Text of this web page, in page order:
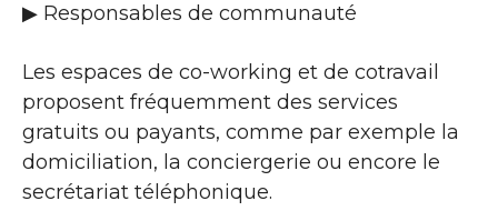
▶​ Responsables de communauté
Les espaces de co-working et de cotravail
proposent fréquemment des services
gratuits ou payants, comme par exemple la
domiciliation, la conciergerie ou encore le
secrétariat téléphonique.